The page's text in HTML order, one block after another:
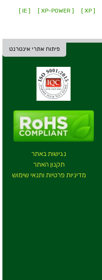
[ XP ]
[ XP-POWER ]
[ IE ]
פיתוח אתרי אינטרנט
נגישות באתר
תקנון האתר
מדיניות פרטיות ותנאי שימוש